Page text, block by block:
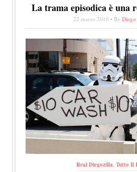
La trama episodica è una
22 marzo 2016 • By
Real Diegozilla,Tutto Il